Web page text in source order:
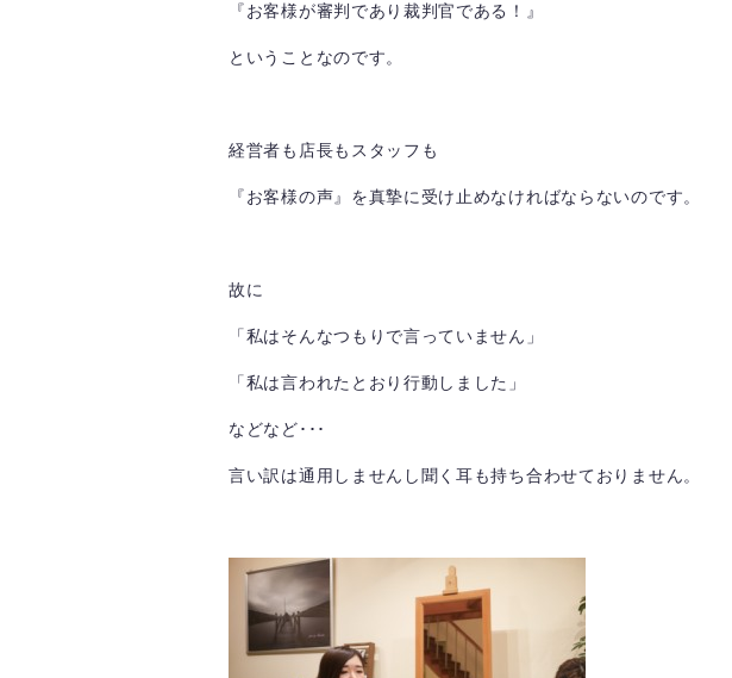
『お客様が審判であり裁判官である！』
ということなのです。
経営者も店長もスタッフも
『お客様の声』を真摯に受け止めなければならないのです。
故に
「私はそんなつもりで言っていません」
「私は言われたとおり行動しました」
などなど･･･
言い訳は通用しませんし聞く耳も持ち合わせておりません。